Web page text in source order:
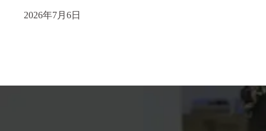
2026年7月6日